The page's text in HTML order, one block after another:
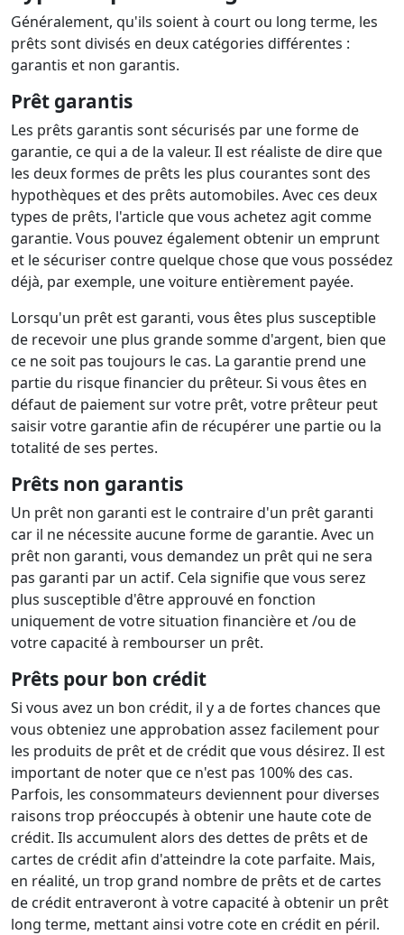
Généralement, qu'ils soient à court ou long terme, les
prêts sont divisés en deux catégories différentes :
garantis et non garantis.
Prêt garantis
Les prêts garantis sont sécurisés par une forme de
garantie, ce qui a de la valeur. Il est réaliste de dire que
les deux formes de prêts les plus courantes sont des
hypothèques et des prêts automobiles. Avec ces deux
types de prêts, l'article que vous achetez agit comme
garantie. Vous pouvez également obtenir un emprunt
et le sécuriser contre quelque chose que vous possédez
déjà, par exemple, une voiture entièrement payée.
Lorsqu'un prêt est garanti, vous êtes plus susceptible
de recevoir une plus grande somme d'argent, bien que
ce ne soit pas toujours le cas. La garantie prend une
partie du risque financier du prêteur. Si vous êtes en
défaut de paiement sur votre prêt, votre prêteur peut
saisir votre garantie afin de récupérer une partie ou la
totalité de ses pertes.
Prêts non garantis
Un prêt non garanti est le contraire d'un prêt garanti
car il ne nécessite aucune forme de garantie. Avec un
prêt non garanti, vous demandez un prêt qui ne sera
pas garanti par un actif. Cela signifie que vous serez
plus susceptible d'être approuvé en fonction
uniquement de votre situation financière et /ou de
votre capacité à rembourser un prêt.
Prêts pour bon crédit
Si vous avez un bon crédit, il y a de fortes chances que
vous obteniez une approbation assez facilement pour
les produits de prêt et de crédit que vous désirez. Il est
important de noter que ce n'est pas 100% des cas.
Parfois, les consommateurs deviennent pour diverses
raisons trop préoccupés à obtenir une haute cote de
crédit. Ils accumulent alors des dettes de prêts et de
cartes de crédit afin d'atteindre la cote parfaite. Mais,
en réalité, un trop grand nombre de prêts et de cartes
de crédit entraveront à votre capacité à obtenir un prêt
long terme, mettant ainsi votre cote en crédit en péril.